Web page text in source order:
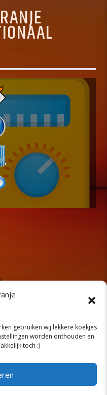
gebruiken wij lekkere koekjes
worden onthouden en
toch :)
I Licenties